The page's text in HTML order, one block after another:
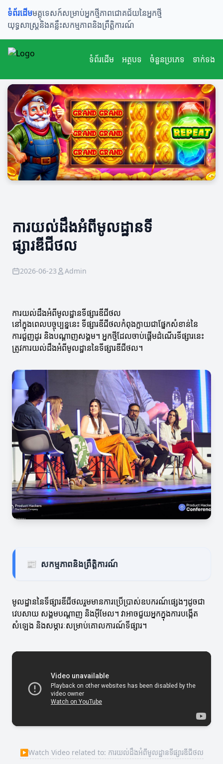
ទំព័រដើមមគ្គុទេសក៍សម្រាប់អ្នកថ្មីភាពជោគជ័យនៃអ្នកថ្មី
យុទ្ធសាស្ត្រនិងគន្លឹះសកម្មភាពនិងព្រឹត្តិការណ៍
ទំព័រដើម អត្ថបទ ចំនួនប្រភេទ ទាក់ទង
ការយល់ដឹងអំពីមូលដ្ឋានទី
ផ្សារឌីជីថល
2026-06-23 Admin
ការយល់ដឹងអំពីមូលដ្ឋានទីផ្សារឌីជីថល
នៅក្នុងពេលបច្ចុប្បន្ននេះ ទីផ្សារឌីជីថលកំពុងក្លាយជាផ្នែកសំខាន់នៃ
ការជួញដូរ និងបណ្តាញសង្គម។ អ្នកថ្មីដែលចាប់ផ្តើមដំណើរទីផ្សារនេះ
ត្រូវការយល់ដឹងអំពីមូលដ្ឋាននៃទីផ្សារឌីជីថល។
📰 សកម្មភាពនិងព្រឹត្តិការណ៍
មូលដ្ឋាននៃទីផ្សារឌីជីថលរួមមានការប្រើប្រាស់ឧបករណ៍ផ្សេងៗដូចជា
វេបសាយ សង្គមបណ្ដាញ និងអ៊ីមែល។ វាអាចជួយអ្នកក្នុងការបង្កើត
សំឡេង និងសម្ភារៈសម្រាប់គោលការណ៍ទីផ្សារ។
▶Watch Video related to: ការយល់ដឹងអំពីមូលដ្ឋានទីផ្សារឌីជីថល